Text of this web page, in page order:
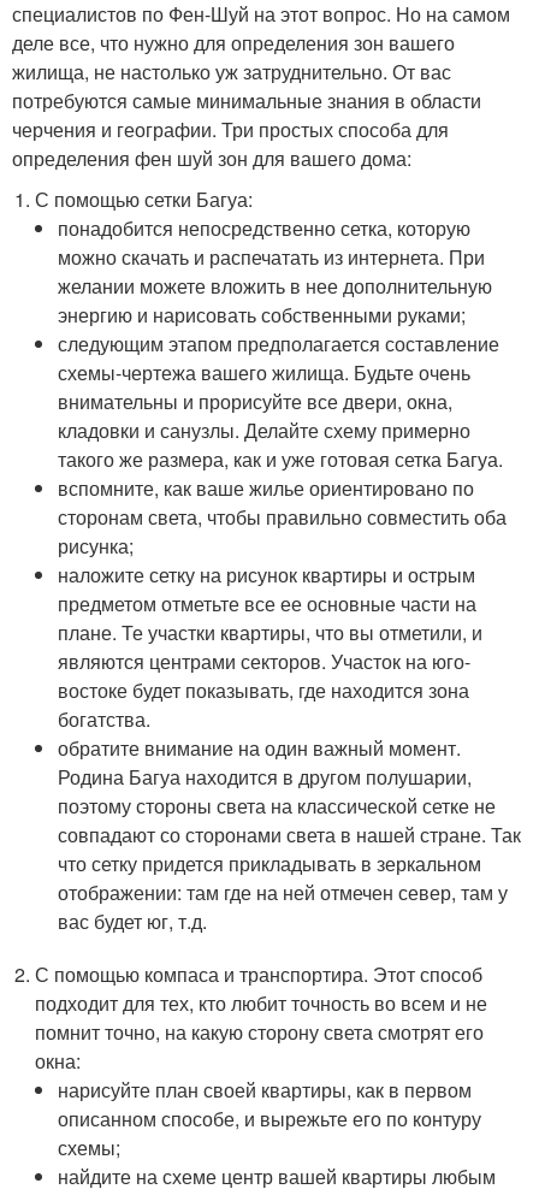
специалистов по Фен-Шуй на этот вопрос. Но на самом
деле все, что нужно для определения зон вашего
жилища, не настолько уж затруднительно. От вас
потребуются самые минимальные знания в области
черчения и географии. Три простых способа для
определения фен шуй зон для вашего дома:
С помощью сетки Багуа:
понадобится непосредственно сетка, которую
можно скачать и распечатать из интернета. При
желании можете вложить в нее дополнительную
энергию и нарисовать собственными руками;
следующим этапом предполагается составление
схемы-чертежа вашего жилища. Будьте очень
внимательны и прорисуйте все двери, окна,
кладовки и санузлы. Делайте схему примерно
такого же размера, как и уже готовая сетка Багуа.
вспомните, как ваше жилье ориентировано по
сторонам света, чтобы правильно совместить оба
рисунка;
наложите сетку на рисунок квартиры и острым
предметом отметьте все ее основные части на
плане. Те участки квартиры, что вы отметили, и
являются центрами секторов. Участок на юго-
востоке будет показывать, где находится зона
богатства.
обратите внимание на один важный момент.
Родина Багуа находится в другом полушарии,
поэтому стороны света на классической сетке не
совпадают со сторонами света в нашей стране. Так
что сетку придется прикладывать в зеркальном
отображении: там где на ней отмечен север, там у
вас будет юг, т.д.
С помощью компаса и транспортира. Этот способ
подходит для тех, кто любит точность во всем и не
помнит точно, на какую сторону света смотрят его
окна:
нарисуйте план своей квартиры, как в первом
описанном способе, и вырежьте его по контуру
схемы;
найдите на схеме центр вашей квартиры любым